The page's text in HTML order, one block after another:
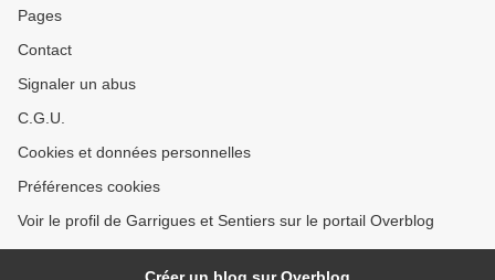
Pages
Contact
Signaler un abus
C.G.U.
Cookies et données personnelles
Préférences cookies
Voir le profil de Garrigues et Sentiers sur le portail Overblog